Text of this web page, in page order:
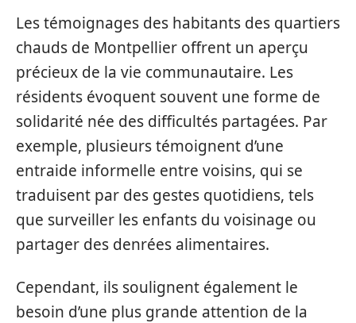
Les témoignages des habitants des quartiers
chauds de Montpellier offrent un aperçu
précieux de la vie communautaire. Les
résidents évoquent souvent une forme de
solidarité née des difficultés partagées. Par
exemple, plusieurs témoignent d’une
entraide informelle entre voisins, qui se
traduisent par des gestes quotidiens, tels
que surveiller les enfants du voisinage ou
partager des denrées alimentaires.
Cependant, ils soulignent également le
besoin d’une plus grande attention de la